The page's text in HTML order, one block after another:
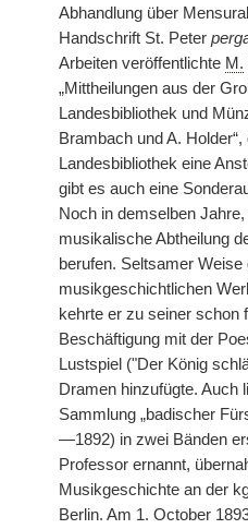
Abhandlung über
Handschrift St. Peter
Arbeiten veröffentlichte M.
„Mittheilungen aus der
Landesbibliothek und
Brambach und A.
Landesbibliothek eine
gibt es auch eine
Noch in demselben
musikalische Abtheilung
berufen. Seltsamer Weise
musikgeschichtlichen
kehrte er zu seiner schon
Beschäftigung mit der
Lustspiel ("Der König
Dramen hinzufügte. Auch
Sammlung „badischer
—1892) in zwei Bänden
Professor ernannt,
Musikgeschichte an der
Berlin. Am 1. October